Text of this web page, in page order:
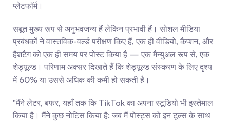
प्लेटफॉर्म।
सबूत मुख्य रूप से अनुभवजन्य हैं लेकिन प्रभावी हैं। सोशल मीडिया
प्रबंधकों ने वास्तविक-वर्ल्ड परीक्षण किए हैं, एक ही वीडियो, कैप्शन, और
हैशटैग को एक ही समय पर पोस्ट किया है — एक मैन्युअल रूप से, एक
शेड्यूल्ड। परिणाम अक्सर दिखाते हैं कि शेड्यूल्ड संस्करण के लिए दृश्य
में 60% या उससे अधिक की कमी हो सकती है।
"मैंने लेटर, बफर, यहाँ तक कि TikTok का अपना स्टूडियो भी इस्तेमाल
किया है। मैंने कुछ नोटिस किया है: जब मैं पोस्ट्स को इन टूल्स के साथ